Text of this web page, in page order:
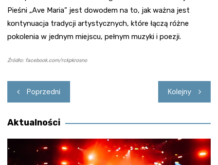
Pieśni „Ave Maria” jest dowodem na to, jak ważna jest
kontynuacja tradycji artystycznych, które łączą różne
pokolenia w jednym miejscu, pełnym muzyki i poezji.
Źródło: facebook.com/rckpkrosno
Nawigacja
wpisu
Poprzedni Kolejny
Aktualności